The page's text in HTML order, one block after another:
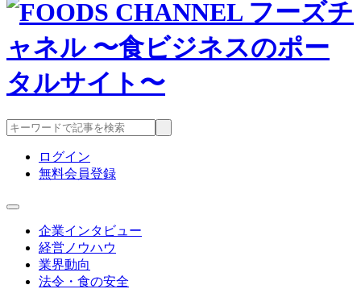
ログイン
無料会員登録
企業インタビュー
経営ノウハウ
業界動向
法令・食の安全